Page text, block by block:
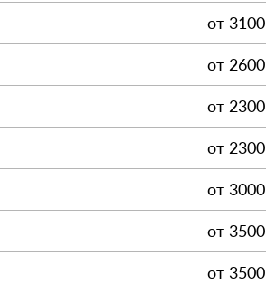
от 3100
от 2600
от 2300
от 2300
от 3000
от 3500
от 3500